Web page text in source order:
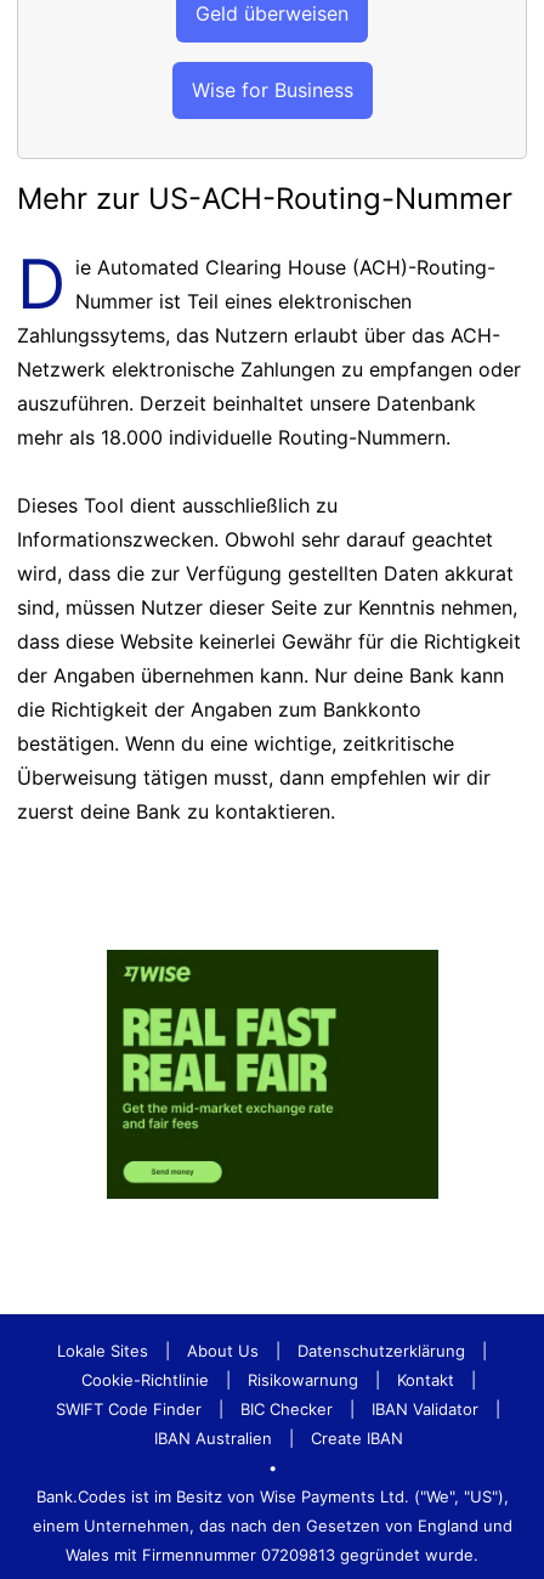
Geld überweisen
Wise for Business
Mehr zur US-ACH-Routing-Nummer
D ie Automated Clearing House (ACH)-Routing-
Nummer ist Teil eines elektronischen
Zahlungssytems, das Nutzern erlaubt über das ACH-
Netzwerk elektronische Zahlungen zu empfangen oder
auszuführen. Derzeit beinhaltet unsere Datenbank
mehr als 18.000 individuelle Routing-Nummern.
Dieses Tool dient ausschließlich zu
Informationszwecken. Obwohl sehr darauf geachtet
wird, dass die zur Verfügung gestellten Daten akkurat
sind, müssen Nutzer dieser Seite zur Kenntnis nehmen,
dass diese Website keinerlei Gewähr für die Richtigkeit
der Angaben übernehmen kann. Nur deine Bank kann
die Richtigkeit der Angaben zum Bankkonto
bestätigen. Wenn du eine wichtige, zeitkritische
Überweisung tätigen musst, dann empfehlen wir dir
zuerst deine Bank zu kontaktieren.
Lokale Sites About Us Datenschutzerklärung
Cookie-Richtlinie
Risikowarnung Kontakt
SWIFT Code Finder
BIC Checker IBAN Validator
IBAN Australien
Create IBAN
•
Bank.Codes ist im Besitz von Wise Payments Ltd. ("We", "US"),
einem Unternehmen, das nach den Gesetzen von England und
Wales mit Firmennummer 07209813 gegründet wurde.